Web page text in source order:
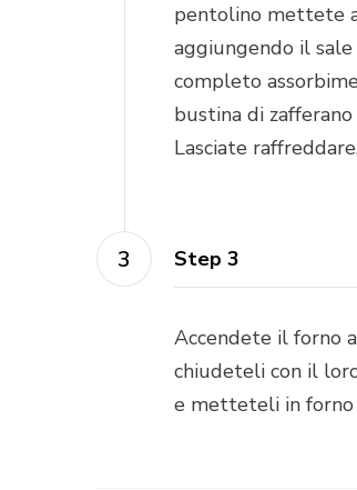
pentolino mettete
aggiungendo il
completo
bustina di
Lasciate
Step 3
Accendete il forno
chiudeteli con il
e metteteli in forno